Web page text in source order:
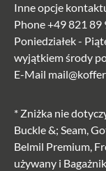
Inne opcje
Phone+49 821 89
Poniedziałek -
wyjątkiem środy
E-Mail
* Zniżka nie
Buckle &; Seam,
Belmil Premium,
używany i